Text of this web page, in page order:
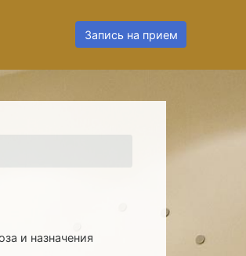
Запись на прием
и назначения